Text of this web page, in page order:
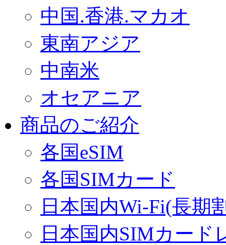
中国.香港.マカオ
東南アジア
中南米
オセアニア
商品のご紹介
各国eSIM
各国SIMカード
日本国内Wi-Fi(長期
日本国内SIMカード